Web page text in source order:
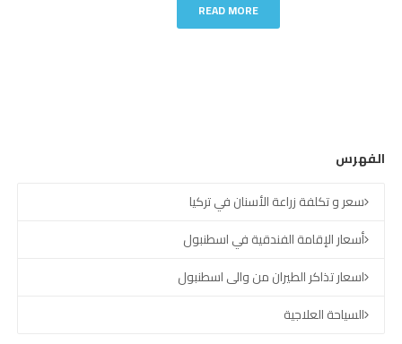
READ MORE
الفهرس
سعر و تكلفة زراعة الأسنان في تركيا
أسعار الإقامة الفندقية في اسطنبول
اسعار تذاكر الطيران من والى اسطنبول
السياحة العلاجية